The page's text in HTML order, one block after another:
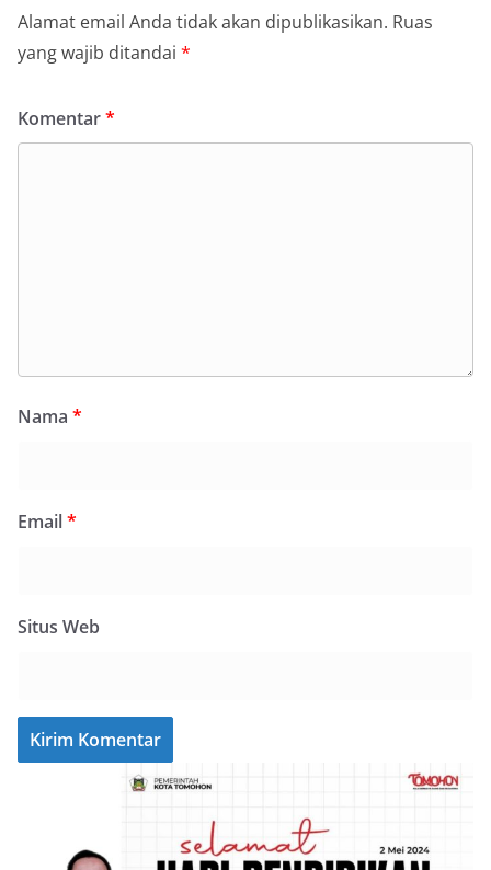
Alamat email Anda tidak akan dipublikasikan. Ruas
yang wajib ditandai *
Komentar*
Nama *
Email*
Situs Web